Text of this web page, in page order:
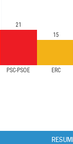
PSC-PSOE ERC
21
15